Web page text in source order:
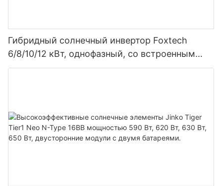
Гибридный солнечный инвертор Foxtech
6/8/10/12 кВт, однофазный, со встроенным
MPPT-контроллером, возможность